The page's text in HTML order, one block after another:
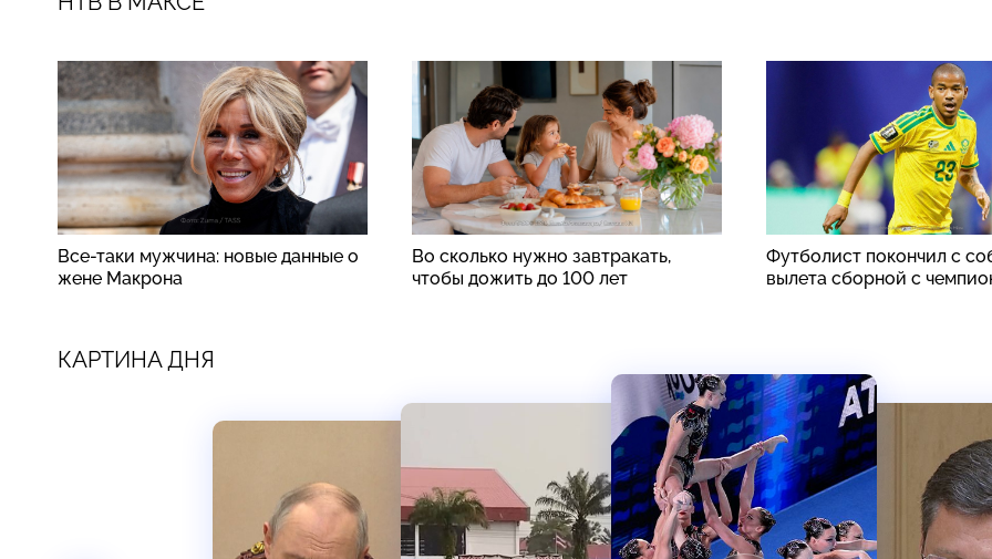
Все-таки мужчина: новые данные о
жене Макрона
Во сколько нужно завтракать,
чтобы дожить до 100 лет
Футболист покончил с
вылета сборной с
КАРТИНА ДНЯ